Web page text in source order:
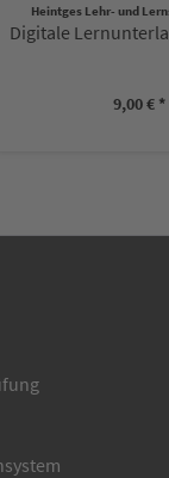
Heintges Lehr- und
9,00 € *